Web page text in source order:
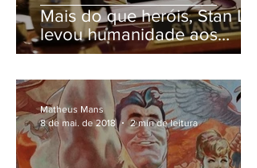
Mais do que heróis, Stan Lee
levou humanidade aos
quadrinhos
Matheus Mans
8 de mai. de 2018
2 min de leitura